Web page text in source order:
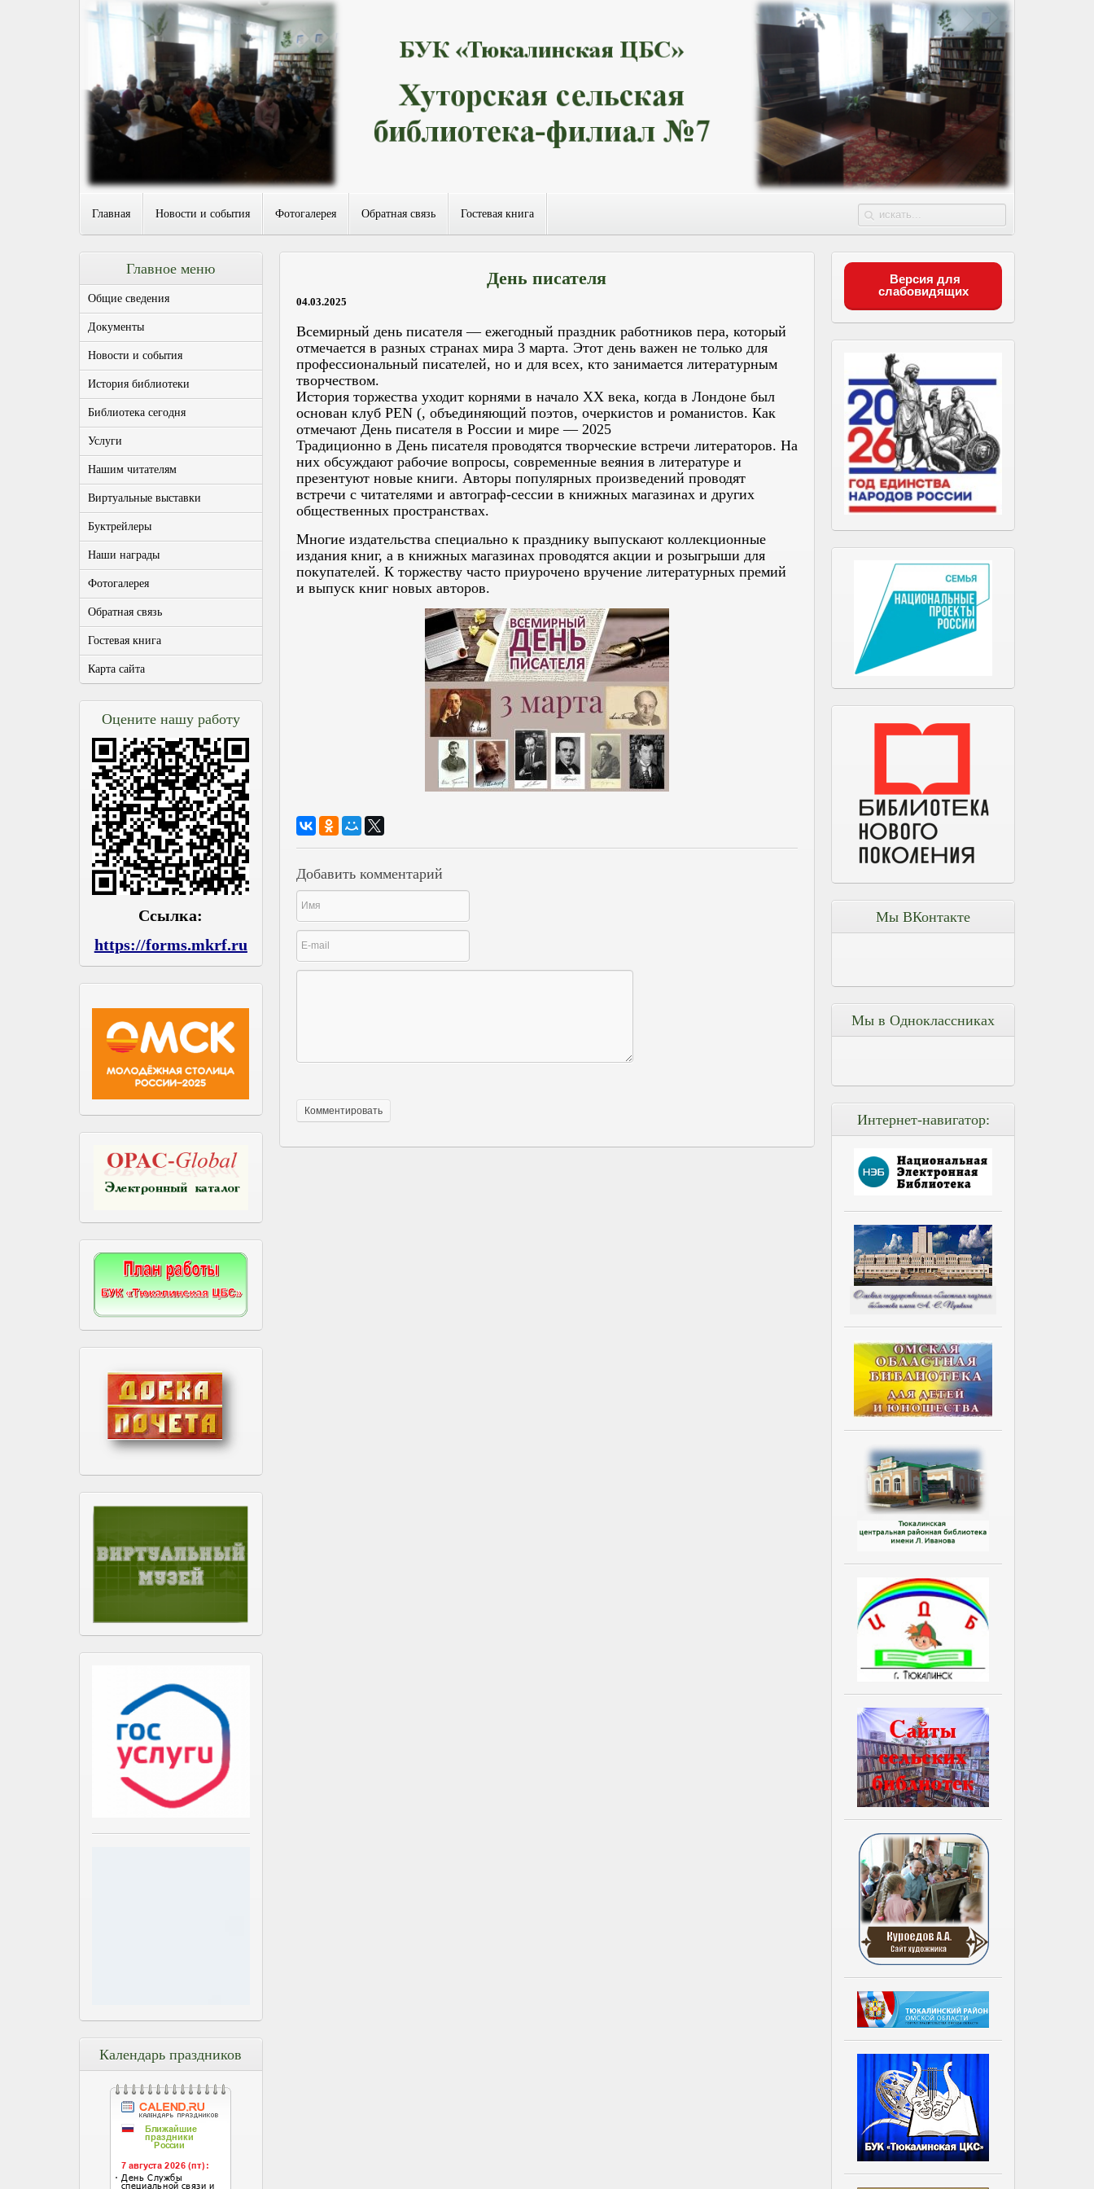
Главная Новости и события Фотогалерея Обратная связь Гостевая книга
День писателя
04.03.2025
Всемирный день писателя — ежегодный праздник работников пера, который
отмечается в разных странах мира 3 марта. Этот день важен не только для
профессиональный писателей, но и для всех, кто занимается литературным
творчеством.
История торжества уходит корнями в начало XX века, когда в Лондоне был
основан клуб PEN (, объединяющий поэтов, очеркистов и романистов. Как
отмечают День писателя в России и мире — 2025
Традиционно в День писателя проводятся творческие встречи литераторов. На
них обсуждают рабочие вопросы, современные веяния в литературе и
презентуют новые книги. Авторы популярных произведений проводят
встречи с читателями и автограф-сессии в книжных магазинах и других
общественных пространствах.
Многие издательства специально к празднику выпускают коллекционные
издания книг, а в книжных магазинах проводятся акции и розыгрыши для
покупателей. К торжеству часто приурочено вручение литературных премий
и выпуск книг новых авторов.
Добавить комментарий
Главное меню
Общие сведения
Документы
Новости и события
История библиотеки
Библиотека сегодня
Услуги
Нашим читателям
Виртуальные выставки
Буктрейлеры
Наши награды
Фотогалерея
Обратная связь
Гостевая книга
Карта сайта
Оцените нашу работу
Ссылка:
https://forms.mkrf.ru
Календарь праздников
Версия для
слабовидящих
Мы ВКонтакте
Мы в Одноклассниках
Интернет-навигатор: